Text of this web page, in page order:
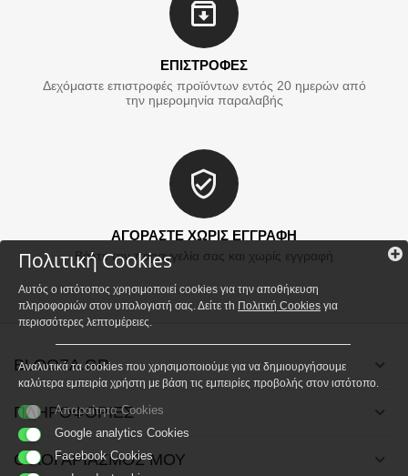
ΕΠΙΣΤΡΟΦΕΣ
Δεχόμαστε επιστροφές προϊόντων εντός 20 ημερών από
την ημερομηνία παραλαβής
ΑΓΟΡΑΣΤΕ ΧΩΡΙΣ ΕΓΓΡΑΦΗ
Βάλτε την παραγγελία σας και χωρίς εγγραφή
BLOOZA.GR
ΠΛΗΡΟΦΟΡΙΕΣ
Ο ΛΟΓΑΡΙΑΣΜΟΣ ΜΟΥ
Πολιτική Cookies
Αυτός ο ιστότοπος χρησιμοποιεί cookies για την αποθήκευση
πληροφοριών στον υπολογιστή σας. Δείτε τh Πολιτκή Cookies για
περισσότερες λεπτομέρειες.
Αναλυτικά τα cookies που χρησιμοποιούμε για να δημιουργήσουμε
καλύτερα εμπειρία χρήστη με βάση τις εμπειρίες προβολής στον ιστότοπο.
Απαραίτητα Cookies
Google analytics Cookies
Facebook Cookies